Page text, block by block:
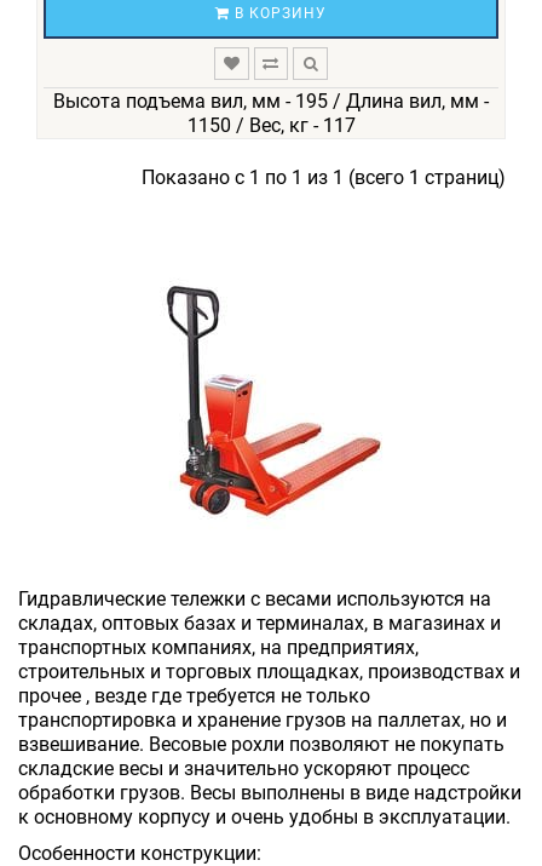
В КОРЗИНУ
Высота подъема вил, мм - 195 / Длина вил, мм -
1150 / Вес, кг - 117
Показано с 1 по 1 из 1 (всего 1 страниц)
Гидравлические тележки с весами используются на
складах, оптовых базах и терминалах, в магазинах и
транспортных компаниях, на предприятиях,
строительных и торговых площадках, производствах и
прочее , везде где требуется не только
транспортировка и хранение грузов на паллетах, но и
взвешивание. Весовые рохли позволяют не покупать
складские весы и значительно ускоряют процесс
обработки грузов. Весы выполнены в виде надстройки
к основному корпусу и очень удобны в эксплуатации.
Особенности конструкции: